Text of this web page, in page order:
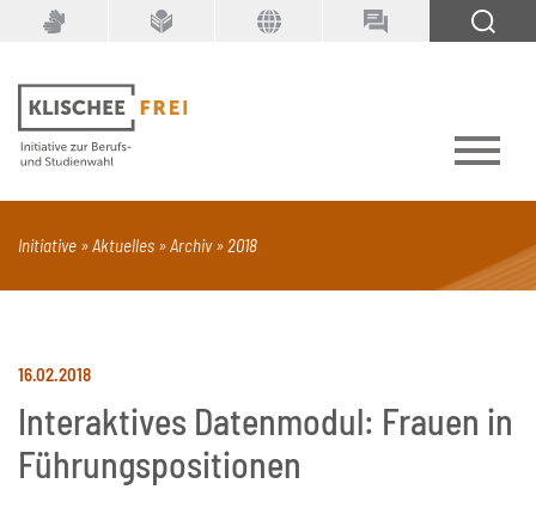
Suchbegriff
PDF Seite mit Video Alle Dokumenttypen
Initiative Aktuelles Archiv 2018
16.02.2018
Interaktives Datenmodul: Frauen in
Führungspositionen